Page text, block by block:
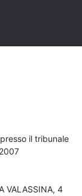
il tribunale
VALASSINA, 4